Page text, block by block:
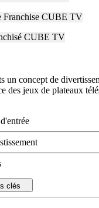
un concept de
des jeux de plateaux
clés